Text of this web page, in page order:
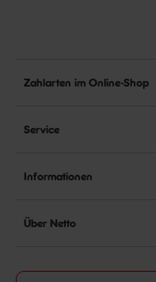
Zahlarten im Online-Shop
Service
Informationen
Über Netto